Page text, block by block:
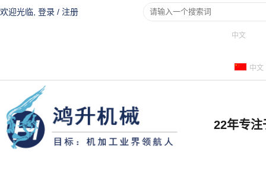
欢迎光临, 登录 / 注册
中文
中文
22年专注